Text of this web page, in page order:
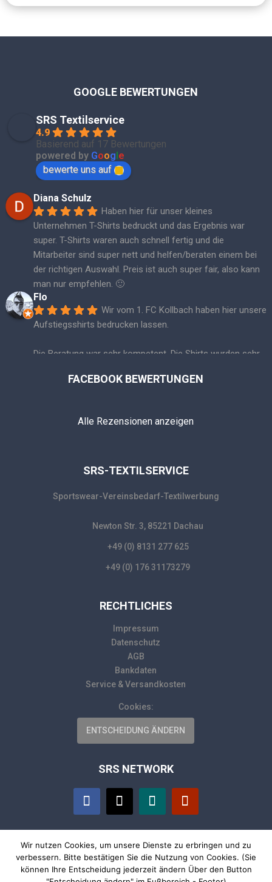
GOOGLE BEWERTUNGEN
SRS Textilservice
4.9
Basierend auf 17 Bewertungen
powered by Google
bewerte uns auf
Diana Schulz
Haben hier für unser kleines
Unternehmen T-Shirts bedruckt und das Ergebnis war
super. T-Shirts waren auch schnell fertig und die
Mitarbeiter sind super nett und helfen/beraten einem bei
der richtigen Auswahl. Preis ist auch super fair, also kann
man nur empfehlen. 🙂
Flo
Wir vom 1. FC Kollbach haben hier unsere
Aufstiegsshirts bedrucken lassen.
Die Beratung war sehr kompetent. Die Shirts wurden sehr
Empfehlung! ☺️👍🏼🏆
mit seiner Arbeit. Absolut Zuverlässig 👍👍⚽️⚽️
geliefert egal wie eng es war! Super service! Danke danke
Mehr Bewertungen
FACEBOOK BEWERTUNGEN
Alle Rezensionen anzeigen
SRS-TEXTILSERVICE
Sportswear-Vereinsbedarf-Textilwerbung
Newton Str. 3, 85221 Dachau
+49 (0) 8131 277 625
+49 (0) 176 31173279
RECHTLICHES
Impressum
Datenschutz
AGB
Bankdaten
Service & Versandkosten
Cookies:
ENTSCHEIDUNG ÄNDERN
SRS NETWORK
SHOP
Wir nutzen Cookies, um unsere Dienste zu erbringen und zu
verbessern. Bitte bestätigen Sie die Nutzung von Cookies. (Sie
können Ihre Entscheidung jederzeit ändern Über den Button